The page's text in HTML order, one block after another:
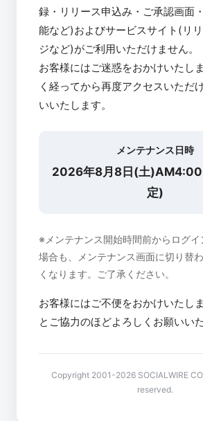
録・リリース申込み・ご承認画面
能など)およびサービスサイト(リ
ジなど)がご利用いただけません。
お客様にはご迷惑をおかけいたし
く経ってから再度アクセスいただ
いいたします。
メンテナンス日時
2026年8月8日(土
定)
※メンテナンス開始時間前からログ
場合も、メンテナンス画面に切り替
くなります。ご了承ください。
お客様にはご不便をおかけいたし
とご協力のほどよろしくお願いい
Copyright 2001-2026 SOCIALWIRE
reserved.